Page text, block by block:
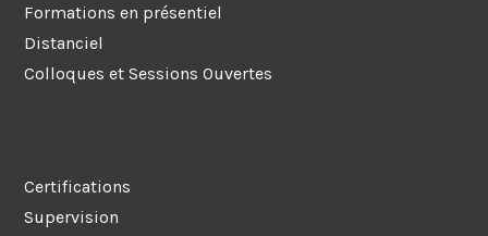
Formations en présentiel
Distanciel
Colloques et Sessions Ouvertes
Certifications
Supervision